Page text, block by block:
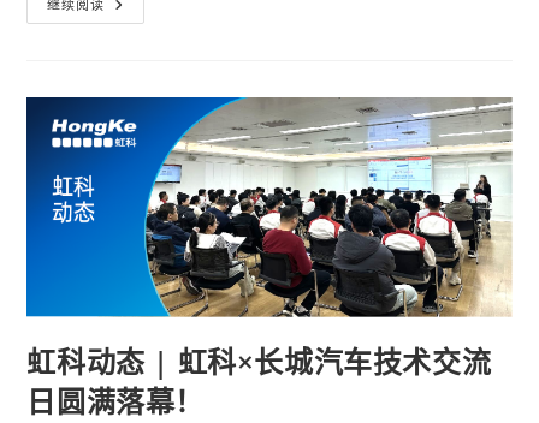
继续阅读
虹科动态 | 虹科×长城汽车技术交流
日圆满落幕！